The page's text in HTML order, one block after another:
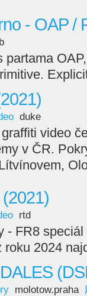
- OAP /
partama
duke
video
v ČR.
rtd
- FR8
roku 2024
molotow.praha